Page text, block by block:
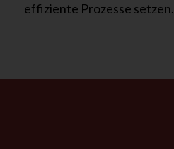
effiziente Prozesse setzen.